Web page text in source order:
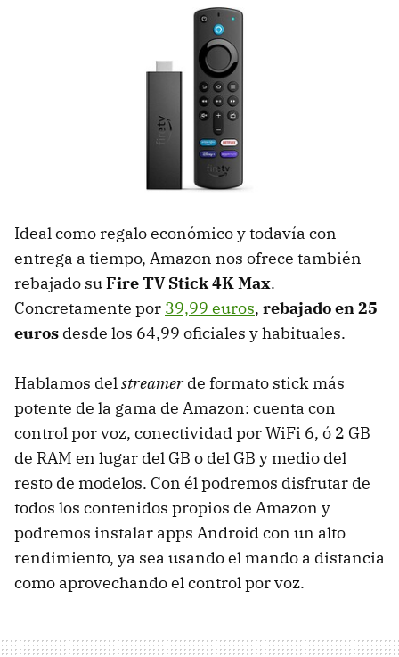
Ideal como regalo económico y todavía con
entrega a tiempo, Amazon nos ofrece también
rebajado suFire TV Stick 4K Max.
Concretamente por 39,99 euros, rebajado en 25
euros desde los 64,99 oficiales y habituales.
Hablamos delstreamerde formato stick más
potente de la gama de Amazon: cuenta con
control por voz, conectividad por WiFi 6, ó 2 GB
de RAM en lugar del GB o del GB y medio del
resto de modelos. Con él podremos disfrutar de
todos los contenidos propios de Amazon y
podremos instalar apps Android con un alto
rendimiento, ya sea usando el mando a distancia
como aprovechando el control por voz.